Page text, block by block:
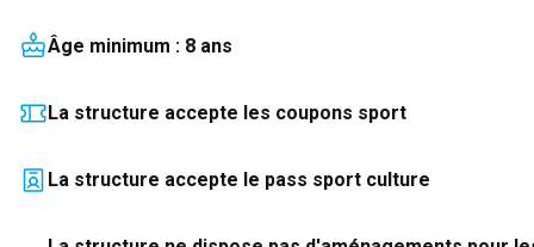
Âge minimum : 8 ans
La structure accepte les coupons sport
La structure accepte le pass sport culture